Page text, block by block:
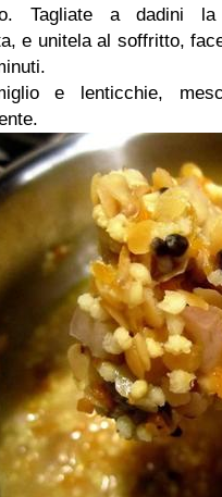
Tagliate a dadini la
e unitela al soffritto,
e lenticchie,